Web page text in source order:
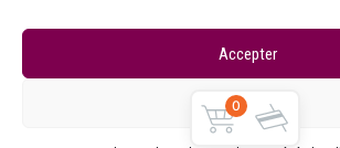
Accepter
Refuser
Mentions légales
0